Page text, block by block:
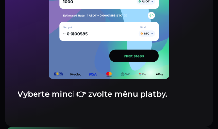
Vyberte minci 👉 zvolte měnu platby.